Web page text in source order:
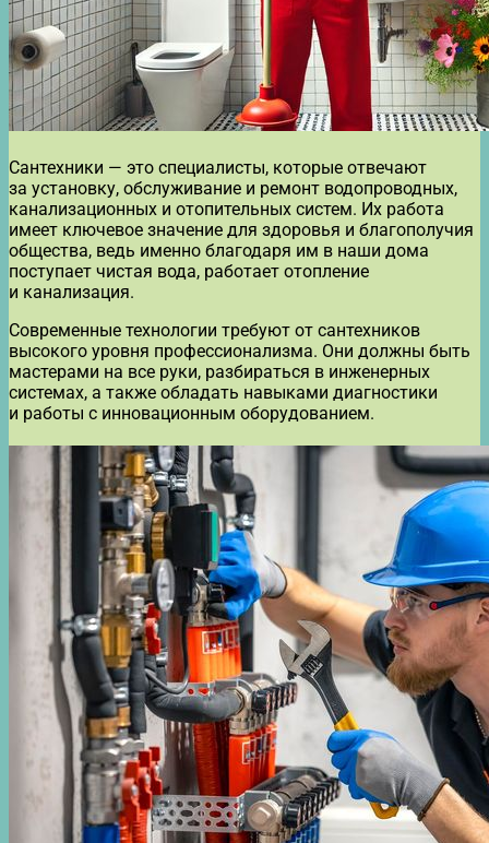
Сантехники — это специалисты, которые отвечают
за установку, обслуживание и ремонт водопроводных,
канализационных и отопительных систем. Их работа
имеет ключевое значение для здоровья и благополучия
общества, ведь именно благодаря им в наши дома
поступает чистая вода, работает отопление
и канализация.
Современные технологии требуют от сантехников
высокого уровня профессионализма. Они должны быть
мастерами на все руки, разбираться в инженерных
системах, а также обладать навыками диагностики
и работы с инновационным оборудованием.